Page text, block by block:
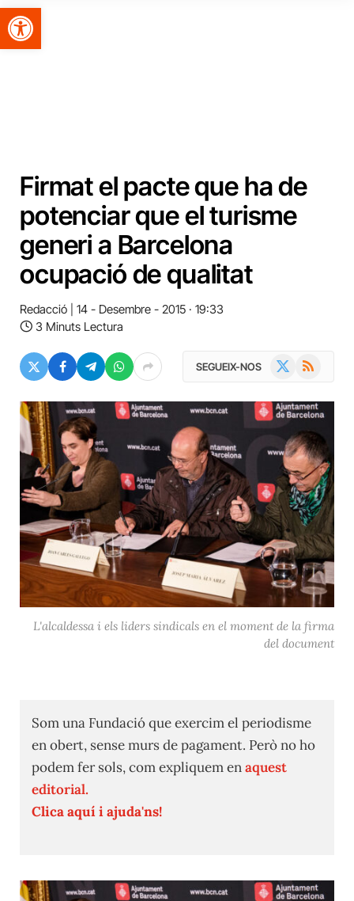
Obre la barra d'eines
Firmat el pacte que ha de
potenciar que el turisme
generi a Barcelona
ocupació de qualitat
Redacció
14 - Desembre - 2015 · 19:33
3 Minuts Lectura
SEGUEIX-NOS RSS
L'alcaldessa i els liders sindicals en el moment de la firma
del document
Som una Fundació que exercim el periodisme
en obert, sense murs de pagament. Però no ho
podem fer sols, com expliquem enaquest
editorial.
Clica aquí i ajuda'ns!